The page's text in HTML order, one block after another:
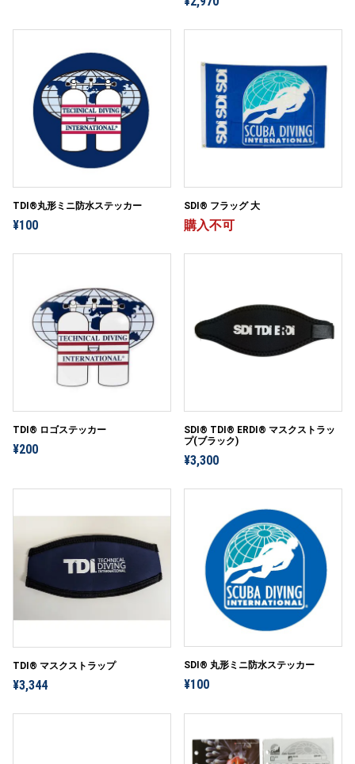
TDI®丸形ミニ防水ステッカー
¥100
SDI® フラッグ 大
購入不可
TDI® ロゴステッカー
¥200
SDI® TDI® ERDI® マスクストラッ
プ(ブラック)
¥3,300
TDI® マスクストラップ
¥3,344
SDI® 丸形ミニ防水ステッカー
¥100